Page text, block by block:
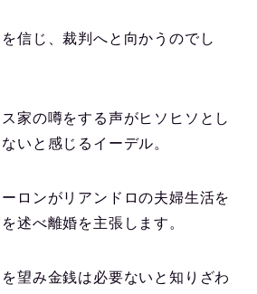
信じ、裁判へと向かうのでし
家の噂をする声がヒソヒソとし
いと感じるイーデル。
ロンがリアンドロの夫婦生活を
述べ離婚を主張します。
望み金銭は必要ないと知りざわ